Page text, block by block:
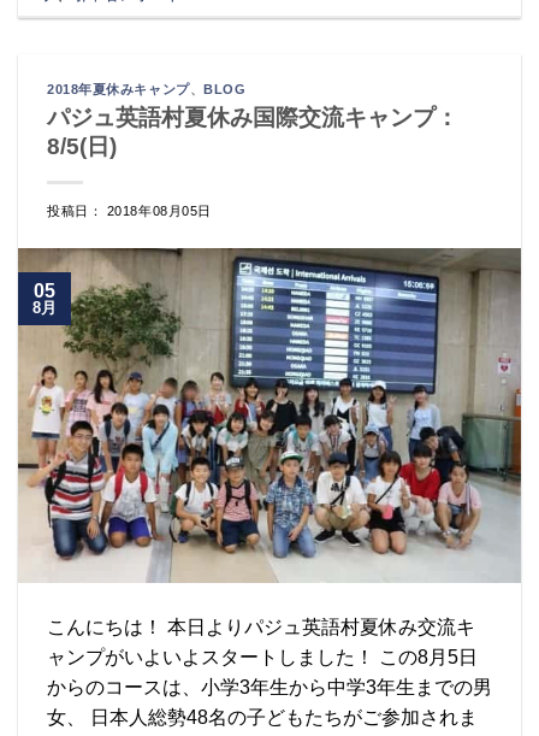
2018年夏休みキャンプ、 BLOG
パジュ英語村夏休み国際交流キャンプ：
8/5(日)
投稿日： 2018年08月05日
05
8月
こんにちは！ 本日よりパジュ英語村夏休み交流キ
ャンプがいよいよスタートしました！ この8月5日
からのコースは、小学3年生から中学3年生までの男
女、 日本人総勢48名の子どもたちがご参加されま